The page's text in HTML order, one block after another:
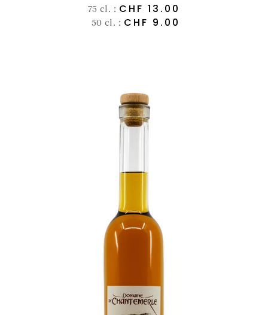
75 cl. : CHF 13.00
50 cl. : CHF 9.00